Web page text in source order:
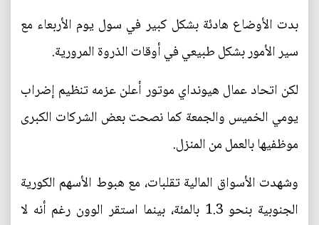
بدت الأوضاع هادئة بشكل كبير في سول يوم الأربعاء مع
سير الأمور بشكل طبيعي في أوقات الذروة المرورية.
لكن اتحاد عمال هيونداي موتور أعلن عزمه تنظيم إضراب
يومي الخميس والجمعة كما نصحت بعض الشركات الكبرى
موظفيها بالعمل من المنزل.
وشهدت الأسواق المالية تقلبات، مع هبوط الأسهم الكورية
الجنوبية بنحو 1.3 بالمئة، بينما استقر الوون رغم أنه لا